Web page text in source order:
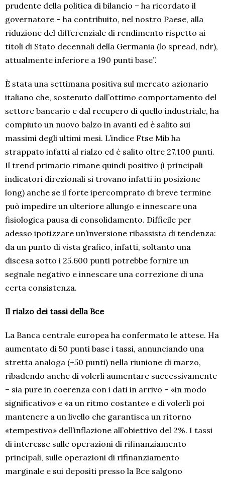
prudente della politica di bilancio – ha ricordato il
governatore – ha contribuito, nel nostro Paese, alla
riduzione del differenziale di rendimento rispetto ai
titoli di Stato decennali della Germania (lo spread, ndr),
attualmente inferiore a 190 punti base”.
È stata una settimana positiva sul mercato azionario
italiano che, sostenuto dall’ottimo comportamento del
settore bancario e dal recupero di quello industriale, ha
compiuto un nuovo balzo in avanti ed è salito sui
massimi degli ultimi mesi. L’indice Ftse Mib ha
strappato infatti al rialzo ed è salito oltre 27.100 punti.
Il trend primario rimane quindi positivo (i principali
indicatori direzionali si trovano infatti in posizione
long) anche se il forte ipercomprato di breve termine
può impedire un ulteriore allungo e innescare una
fisiologica pausa di consolidamento. Difficile per
adesso ipotizzare un’inversione ribassista di tendenza:
da un punto di vista grafico, infatti, soltanto una
discesa sotto i 25.600 punti potrebbe fornire un
segnale negativo e innescare una correzione di una
certa consistenza.
Il rialzo dei tassi della Bce
La Banca centrale europea ha confermato le attese. Ha
aumentato di 50 punti base i tassi, annunciando una
stretta analoga (+50 punti) nella riunione di marzo,
ribadendo anche di volerli aumentare successivamente
– sia pure in coerenza con i dati in arrivo – «in modo
significativo» e «a un ritmo costante» e di volerli poi
mantenere a un livello che garantisca un ritorno
«tempestivo» dell’inflazione all’obiettivo del 2%. I tassi
di interesse sulle operazioni di rifinanziamento
principali, sulle operazioni di rifinanziamento
marginale e sui depositi presso la Bce salgono